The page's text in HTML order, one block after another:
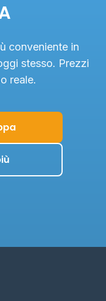
conveniente in
stesso. Prezzi
reale.